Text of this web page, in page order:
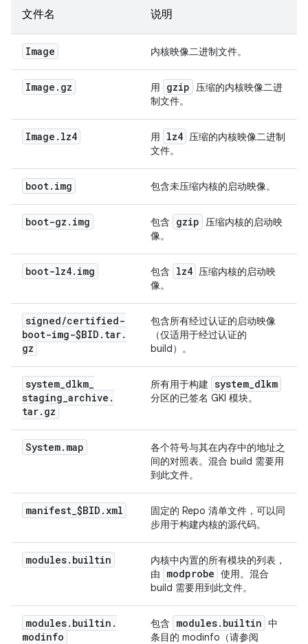
文件名 说明
Image 内核映像二进制文件。
Image . gz 用 gzip
压缩的内核映像二进
制文件。
Image . lz4 用 lz4 压缩的内核映像二进制
文件。
boot. img 包含未压缩内核的启动映像。
boot-gz . img 包含 gzip
压缩内核的启动映
像。
boot-lz4. img 包含 lz4 压缩内核的启动映
像。
signed/certified-
boot-img-$BID . tar.
gz
包含所有经过认证的启动映像
（仅适用于经过认证的
build）。
system_dlkm_
staging_archive .
tar. gz
所有用于构建 system_dlkm
分区的已签名 GKI 模块。
System. map
各个符号与其在内存中的地址之
间的对照表。混合 build 需要用
到此文件。
manifest_$BID . xml
固定的 Repo 清单文件，可以同
步用于构建内核的源代码。
modules. builtin
内核中内置的所有模块的列表，
由
modprobe 使用。混合
build 需要用到此文件。
modules. builtin .
modinfo
包含 modules. builtin 中
条目的 modinfo（请参阅